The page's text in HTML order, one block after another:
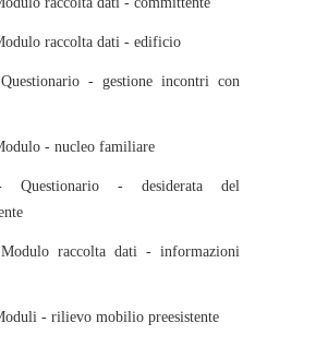
raccolta dati - edificio
- gestione incontri con
- nucleo familiare
Questionario - desiderata del
raccolta dati - informazioni
- rilievo mobilio preesistente